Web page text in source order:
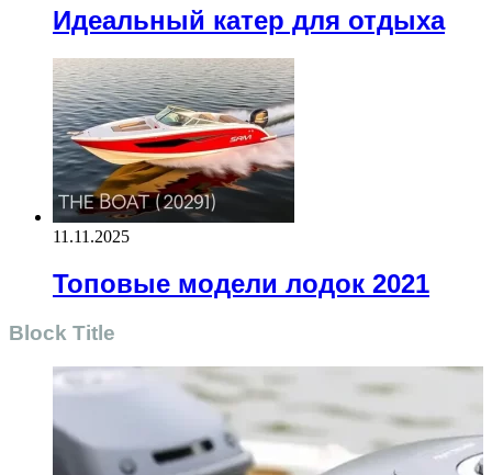
Идеальный катер для отдыха
11.11.2025
Топовые модели лодок 2021
Block Title